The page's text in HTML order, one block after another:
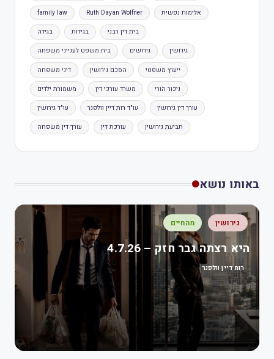
family law Ruth Dayan Wolfner אלימות נפשית
בגידה בגידות בית דין רבני
בית משפט לענייני משפחה גירושים גירושין
דיני משפחה הסכם גירושין ייעוץ משפטי
משמורת ילדים משרד עורכי דין ניכור הורי
עו"ד גירושין עו"ד רות דיין וולפנר עורך דין גירושין
עורך דין משפחה עורכת דין תביעת גירושין
באותו נושא
גירושין מהחיים
היא רצתה גבר חזק – 4.7.26
רות דיין וולפנר